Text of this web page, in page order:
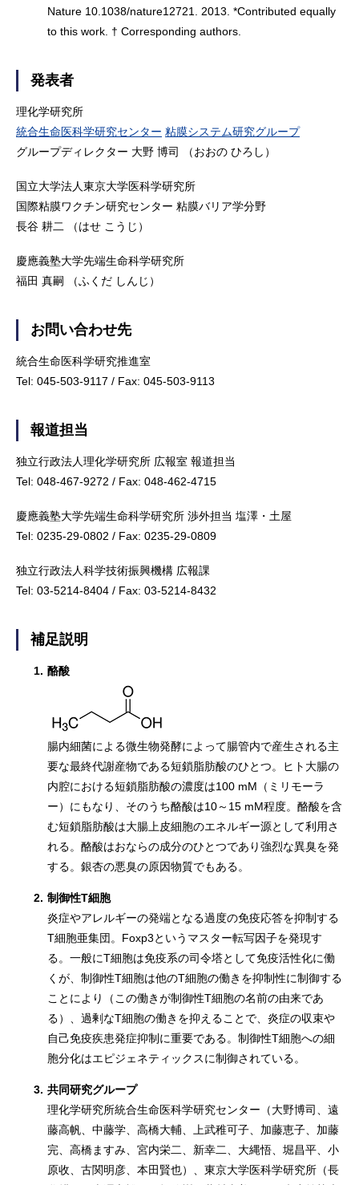
Nature 10.1038/nature12721. 2013. *Contributed equally
to this work. † Corresponding authors.
発表者
理化学研究所
統合生命医科学研究センター 粘膜システム研究グループ
グループディレクター 大野 博司 （おおの ひろし）
国立大学法人東京大学医科学研究所
国際粘膜ワクチン研究センター 粘膜バリア学分野
長谷 耕二 （はせ こうじ）
慶應義塾大学先端生命科学研究所
福田 真嗣 （ふくだ しんじ）
お問い合わせ先
統合生命医科学研究推進室
Tel: 045-503-9117 / Fax: 045-503-9113
報道担当
独立行政法人理化学研究所 広報室 報道担当
Tel: 048-467-9272 / Fax: 048-462-4715
慶應義塾大学先端生命科学研究所 渉外担当 塩澤・土屋
Tel: 0235-29-0802 / Fax: 0235-29-0809
独立行政法人科学技術振興機構 広報課
Tel: 03-5214-8404 / Fax: 03-5214-8432
補足説明
1. 酪酸
腸内細菌による微生物発酵によって腸管内で産生される主
要な最終代謝産物である短鎖脂肪酸のひとつ。ヒト大腸の
内腔における短鎖脂肪酸の濃度は100 mM（ミリモーラ
ー）にもなり、そのうち酪酸は10～15 mM程度。酪酸を含
む短鎖脂肪酸は大腸上皮細胞のエネルギー源として利用さ
れる。酪酸はおならの成分のひとつであり強烈な異臭を発
する。銀杏の悪臭の原因物質でもある。
2. 制御性T細胞
炎症やアレルギーの発端となる過度の免疫応答を抑制する
T細胞亜集団。Foxp3というマスター転写因子を発現す
る。一般にT細胞は免疫系の司令塔として免疫活性化に働
くが、制御性T細胞は他のT細胞の働きを抑制性に制御する
ことにより（この働きが制御性T細胞の名前の由来であ
る）、過剰なT細胞の働きを抑えることで、炎症の収束や
自己免疫疾患発症抑制に重要である。制御性T細胞への細
胞分化はエピジェネティックスに制御されている。
3. 共同研究グループ
理化学研究所統合生命医科学研究センター（大野博司、遠
藤高帆、中藤学、高橋大輔、上武稚可子、加藤恵子、加藤
完、高橋ますみ、宮内栄二、新幸二、大縄悟、堀昌平、小
原收、古関明彦、本田賢也）、東京大学医科学研究所（長